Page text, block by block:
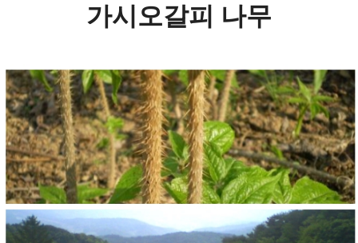
가시오갈피 나무